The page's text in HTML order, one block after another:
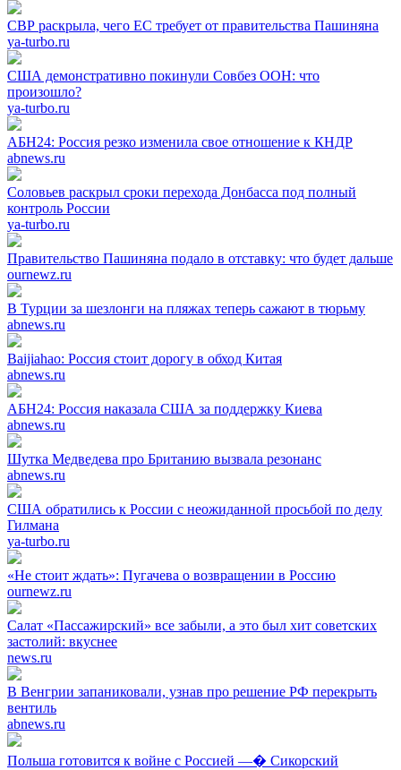
СВР раскрыла, чего ЕС требует от правительства Пашиняна
ya-turbo.ru
США демонстративно покинули Совбез ООН: что
произошло?
ya-turbo.ru
АБН24: Россия резко изменила свое отношение к КНДР
abnews.ru
Соловьев раскрыл сроки перехода Донбасса под полный
контроль России
ya-turbo.ru
Правительство Пашиняна подало в отставку: что будет дальше
ournewz.ru
В Турции за шезлонги на пляжах теперь сажают в тюрьму
abnews.ru
Baijiahao: Россия стоит дорогу в обход Китая
abnews.ru
АБН24: Россия наказала США за поддержку Киева
abnews.ru
Шутка Медведева про Британию вызвала резонанс
abnews.ru
США обратились к России с неожиданной просьбой по делу
Гилмана
ya-turbo.ru
«Не стоит ждать»: Пугачева о возвращении в Россию
ournewz.ru
Салат «Пассажирский» все забыли, а это был хит советских
застолий: вкуснее
news.ru
В Венгрии запаниковали, узнав про решение РФ перекрыть
вентиль
abnews.ru
Польша готовится к войне с Россией —� Сикорский